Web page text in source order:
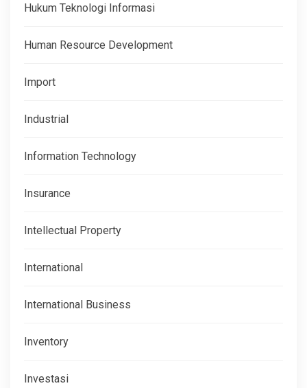
Hukum Teknologi Informasi
Human Resource Development
Import
Industrial
Information Technology
Insurance
Intellectual Property
International
International Business
Inventory
Investasi